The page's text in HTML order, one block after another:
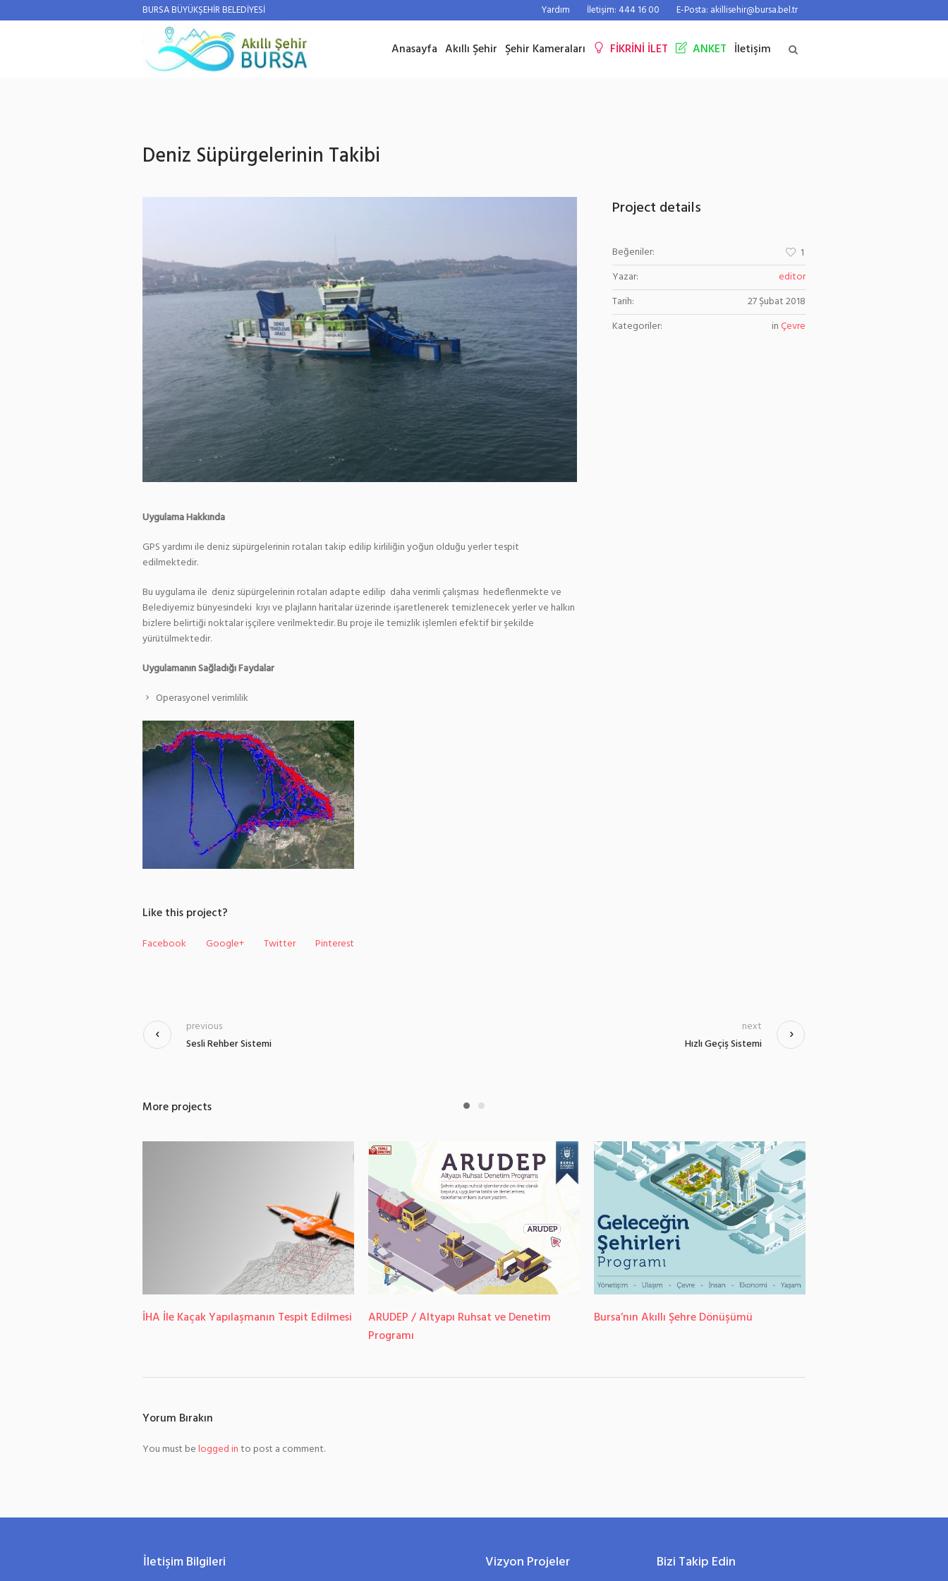
Yardım İletişim: 444 16 00 E-Posta: akillisehir@bursa.bel.tr
BURSA BÜYÜKŞEHİR BELEDİYESİ
Anasayfa Akıllı Şehir Şehir Kameraları FİKRİNİ İLET ANKET İletişim
Deniz Süpürgelerinin Takibi
Uygulama Hakkında
GPS yardımı ile deniz süpürgelerinin rotaları takip edilip kirliliğin yoğun olduğu yerler tespit
edilmektedir.
Bu uygulama ile deniz süpürgelerinin rotaları adapte edilip daha verimli çalışması hedeflenmekte ve
Belediyemiz bünyesindeki kıyı ve plajların haritalar üzerinde işaretlenerek temizlenecek yerler ve halkın
bizlere belirtiği noktalar işçilere verilmektedir. Bu proje ile temizlik işlemleri efektif bir şekilde
yürütülmektedir.
Uygulamanın Sağladığı Faydalar
Operasyonel verimlilik
Like this project?
Facebook Google+ Twitter Pinterest
Project details
Beğeniler:
1
Yazar:
editor
Tarih:
27 Şubat 2018
Kategoriler:
inÇevre
Sesli Rehber Sistemi
previous
Hızlı Geçiş Sistemi
next
More projects
İHA İle Kaçak Yapılaşmanın Tespit Edilmesi
ARUDEP / Altyapı Ruhsat ve Denetim
Programı
Bursa’nın Akıllı Şehre Dönüşümü
Yorum Bırakın
You must belogged into post a comment.
İletişim Bilgileri Vizyon Projeler Bizi Takip Edin